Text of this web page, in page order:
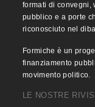
formati di convegni,
pubblico e a porte
riconosciuto nel
Formiche è un
finanziamento
movimento politico.
LE NOSTRE